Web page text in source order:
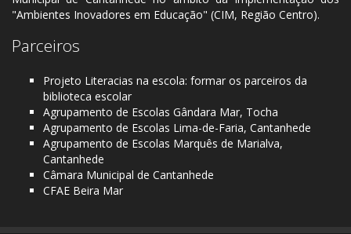
"Ambientes Inovadores em Educação" (CIM, Região Centro).
Parceiros
Projeto Literacias na escola: formar os parceiros da
biblioteca escolar
Agrupamento de Escolas Gândara Mar, Tocha
Agrupamento de Escolas Lima-de-Faria, Cantanhede
Agrupamento de Escolas Marquês de Marialva,
Cantanhede
Câmara Municipal de Cantanhede
CFAE Beira Mar